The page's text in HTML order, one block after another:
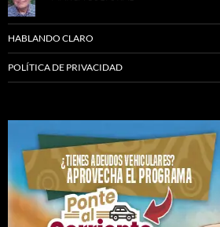
HABLANDO CLARO
POLÍTICA DE PRIVACIDAD